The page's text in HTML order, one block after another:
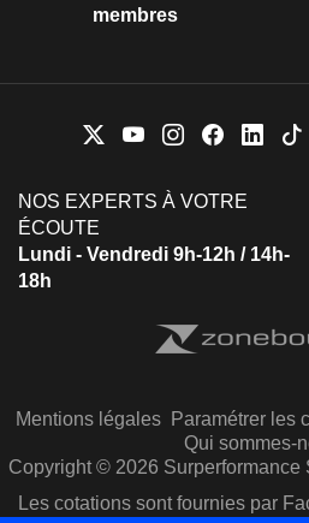
membres
NOS EXPERTS À VOTRE
ÉCOUTE
Lundi - Vendredi 9h-12h / 14h-
18h
Mentions légales Paramétrer les
Qui sommes-
Copyright © 2026 Surperformance
Les cotations sont fournies par